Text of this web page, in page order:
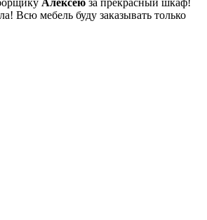
Всю мебель буду заказывать только